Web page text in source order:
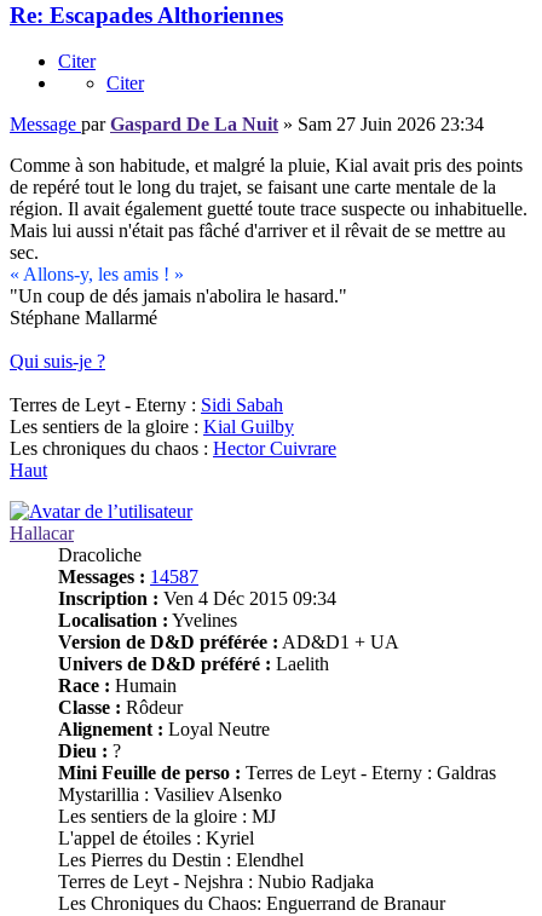
Re: Escapades Althoriennes
Citer
Citer
Message parGaspard De La Nuit » Sam 27 Juin 2026 23:34
Comme à son habitude, et malgré la pluie, Kial avait pris des points
de repéré tout le long du trajet, se faisant une carte mentale de la
région. Il avait également guetté toute trace suspecte ou inhabituelle.
Mais lui aussi n'était pas fâché d'arriver et il rêvait de se mettre au
sec.
« Allons-y, les amis ! »
"Un coup de dés jamais n'abolira le hasard."
Stéphane Mallarmé
Qui suis-je ?
Terres de Leyt - Eterny : Sidi Sabah
Les sentiers de la gloire : Kial Guilby
Les chroniques du chaos : Hector Cuivrare
Haut
Hallacar
Dracoliche
Messages : 14587
Inscription : Ven 4 Déc 2015 09:34
Localisation : Yvelines
Version de D&D préférée : AD&D1 + UA
Univers de D&D préféré : Laelith
Race : Humain
Classe : Rôdeur
Alignement : Loyal Neutre
Dieu : ?
Mini Feuille de perso : Terres de Leyt - Eterny : Galdras
Mystarillia : Vasiliev Alsenko
Les sentiers de la gloire : MJ
L'appel de étoiles : Kyriel
Les Pierres du Destin : Elendhel
Terres de Leyt - Nejshra : Nubio Radjaka
Les Chroniques du Chaos: Enguerrand de Branaur